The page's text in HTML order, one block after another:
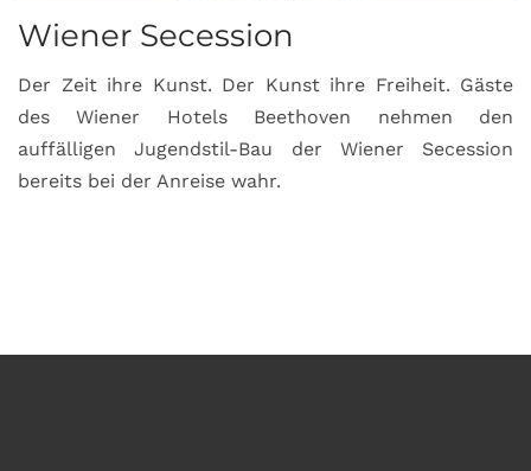
Wiener Secession
Der Zeit ihre Kunst. Der Kunst ihre Freiheit. Gäste
des Wiener Hotels Beethoven nehmen den
auffälligen Jugendstil-Bau der Wiener Secession
bereits bei der Anreise wahr.